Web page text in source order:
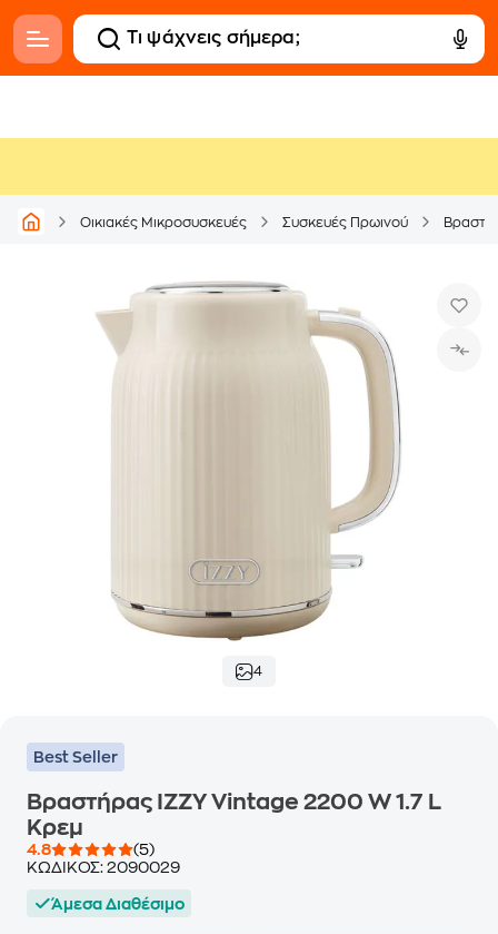
Οικιακές Μικροσυσκευές Συσκευές Πρωινού
4
Best Seller
Βραστήρας IZZY Vintage 2200 W 1.7 L
Κρεμ
4.8
(5)
ΚΩΔΙΚΟΣ: 2090029
Άμεσα Διαθέσιμο